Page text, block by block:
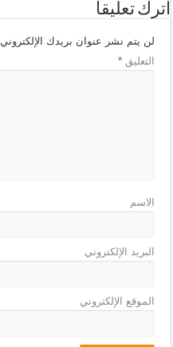
اترك تعليقاً
لن يتم نشر عنوان بريدك الإلكتروني.
التعليق*
الاسم
البريد الإلكتروني
الموقع الإلكتروني